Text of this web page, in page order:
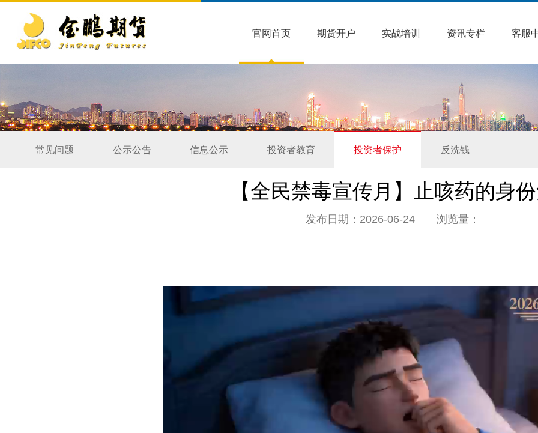
官网首页 期货开户 实战培训 资讯专栏 客服
常见问题 公示公告 信息公示 投资者教育 投资者保护 反洗钱
【全民禁毒宣传月】止咳药的身
发布日期：2026-06-24 浏览量：